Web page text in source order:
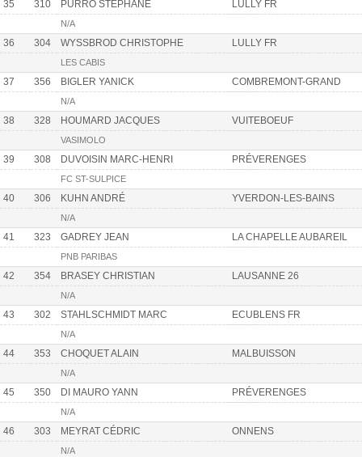
35 310 PURRO STÉPHANE LULLY FR
N/A
36 304 WYSSBROD CHRISTOPHE LULLY FR
LES CABIS
37 356 BIGLER YANICK COMBREMONT-GRAND
N/A
38 328 HOUMARD JACQUES VUITEBOEUF
VASIMOLO
39 308 DUVOISIN MARC-HENRI PRÉVERENGES
FC ST-SULPICE
40 306 KUHN ANDRÉ YVERDON-LES-BAINS
N/A
41 323 GADREY JEAN LA CHAPELLE AUBAREIL
PNB PARIBAS
42 354 BRASEY CHRISTIAN LAUSANNE 26
N/A
43 302 STAHLSCHMIDT MARC ECUBLENS FR
N/A
44 353 CHOQUET ALAIN MALBUISSON
N/A
45 350 DI MAURO YANN PRÉVERENGES
N/A
46 303 MEYRAT CÉDRIC ONNENS
N/A